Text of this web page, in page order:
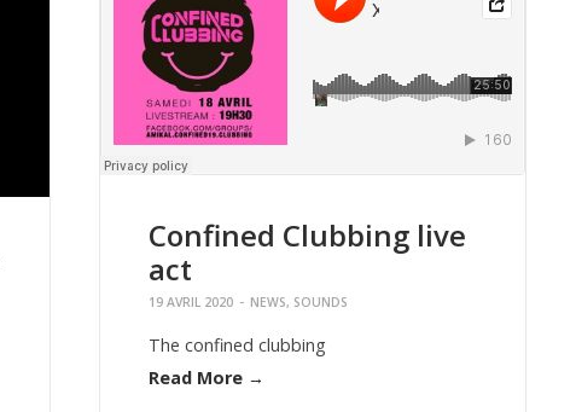
Confined Clubbing live
act
19 AVRIL 2020 - NEWS, SOUNDS
The confined clubbing
Read More →